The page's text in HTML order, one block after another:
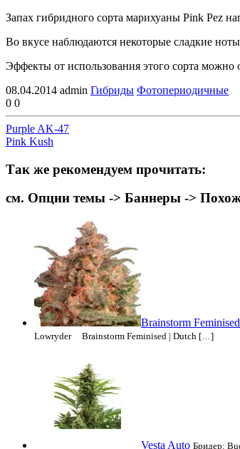
Запах гибридного сорта марихуаны Pink Pez
Во вкусе наблюдаются некоторые сладкие
Эффекты от использования этого сорта можно
08.04.2014 admin Гибриды Фотопериодичные
0 0
Purple AK-47
Pink Kush
Так же рекомендуем прочитать:
см. Опции темы -> Баннеры ->
Brainstorm
Lowryder Brainstorm Feminised | Dutch […]
Vesta Auto Бридер: